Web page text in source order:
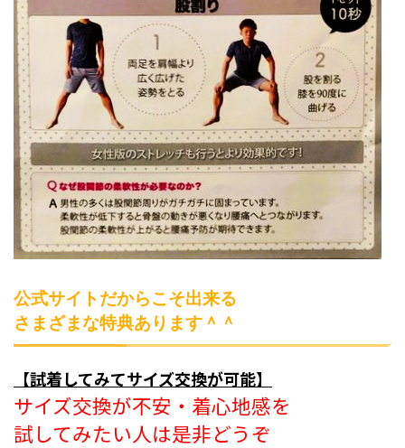
公式サイトだからこそ出来る
さまざまな特典あります＾＾
【試着してみてサイズ交換が可能】
サイズ交換が不安・着心地感を
試してみたい人は是非どうぞ